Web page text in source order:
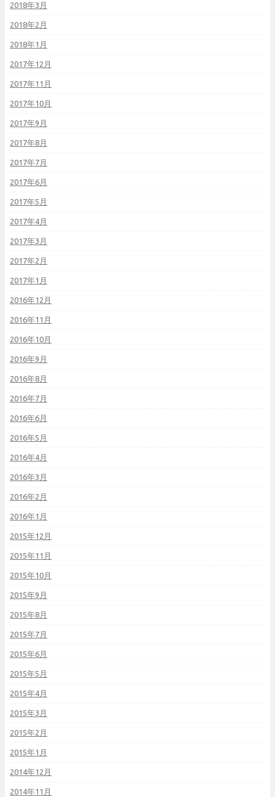
2018年3月
2018年2月
2018年1月
2017年12月
2017年11月
2017年10月
2017年9月
2017年8月
2017年7月
2017年6月
2017年5月
2017年4月
2017年3月
2017年2月
2017年1月
2016年12月
2016年11月
2016年10月
2016年9月
2016年8月
2016年7月
2016年6月
2016年5月
2016年4月
2016年3月
2016年2月
2016年1月
2015年12月
2015年11月
2015年10月
2015年9月
2015年8月
2015年7月
2015年6月
2015年5月
2015年4月
2015年3月
2015年2月
2015年1月
2014年12月
2014年11月